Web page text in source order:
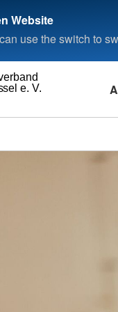
Website
use the switch to
e. V.